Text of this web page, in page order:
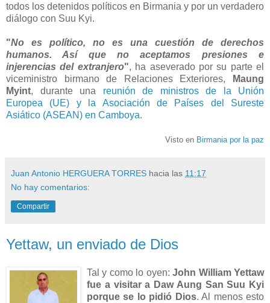
todos los detenidos políticos en Birmania y por un verdadero
diálogo con Suu Kyi.
"No es político, no es una cuestión de derechos
humanos. Así que no aceptamos presiones e
injerencias del extranjero", ha aseverado por su parte el
viceministro birmano de Relaciones Exteriores,
Maung
Myint, durante una reunión de ministros de la Unión
Europea (UE) y la Asociación de Países del Sureste
Asiático (ASEAN) en Camboya.
Visto en Birmania por la paz
Juan Antonio HERGUERA TORRES hacia las 11:17
No hay comentarios:
Compartir
Yettaw, un enviado de Dios
Tal y como lo oyen:John William Yettaw
fue a visitar a Daw Aung San Suu Kyi
porque se lo pidió Dios. Al menos esto